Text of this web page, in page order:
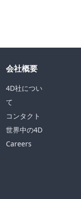
会社概要
4D社につい
て
コンタクト
世界中の4D
Careers